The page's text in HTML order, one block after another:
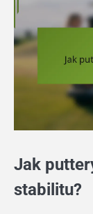
Jak
stabilitu?